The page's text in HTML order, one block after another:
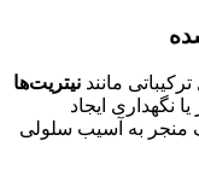
مانند نیتریت‌ها
نگهداری ایجاد
به آسیب سلولی